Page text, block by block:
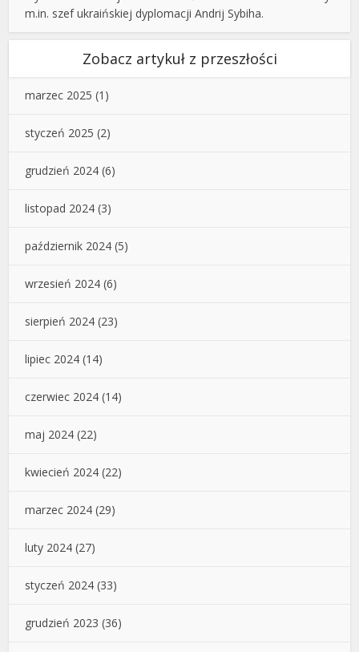
m.in. szef ukraińskiej dyplomacji Andrij Sybiha.
Zobacz artykuł z przeszłości
marzec 2025 (1)
styczeń 2025 (2)
grudzień 2024 (6)
listopad 2024 (3)
październik 2024 (5)
wrzesień 2024 (6)
sierpień 2024 (23)
lipiec 2024 (14)
czerwiec 2024 (14)
maj 2024 (22)
kwiecień 2024 (22)
marzec 2024 (29)
luty 2024 (27)
styczeń 2024 (33)
grudzień 2023 (36)